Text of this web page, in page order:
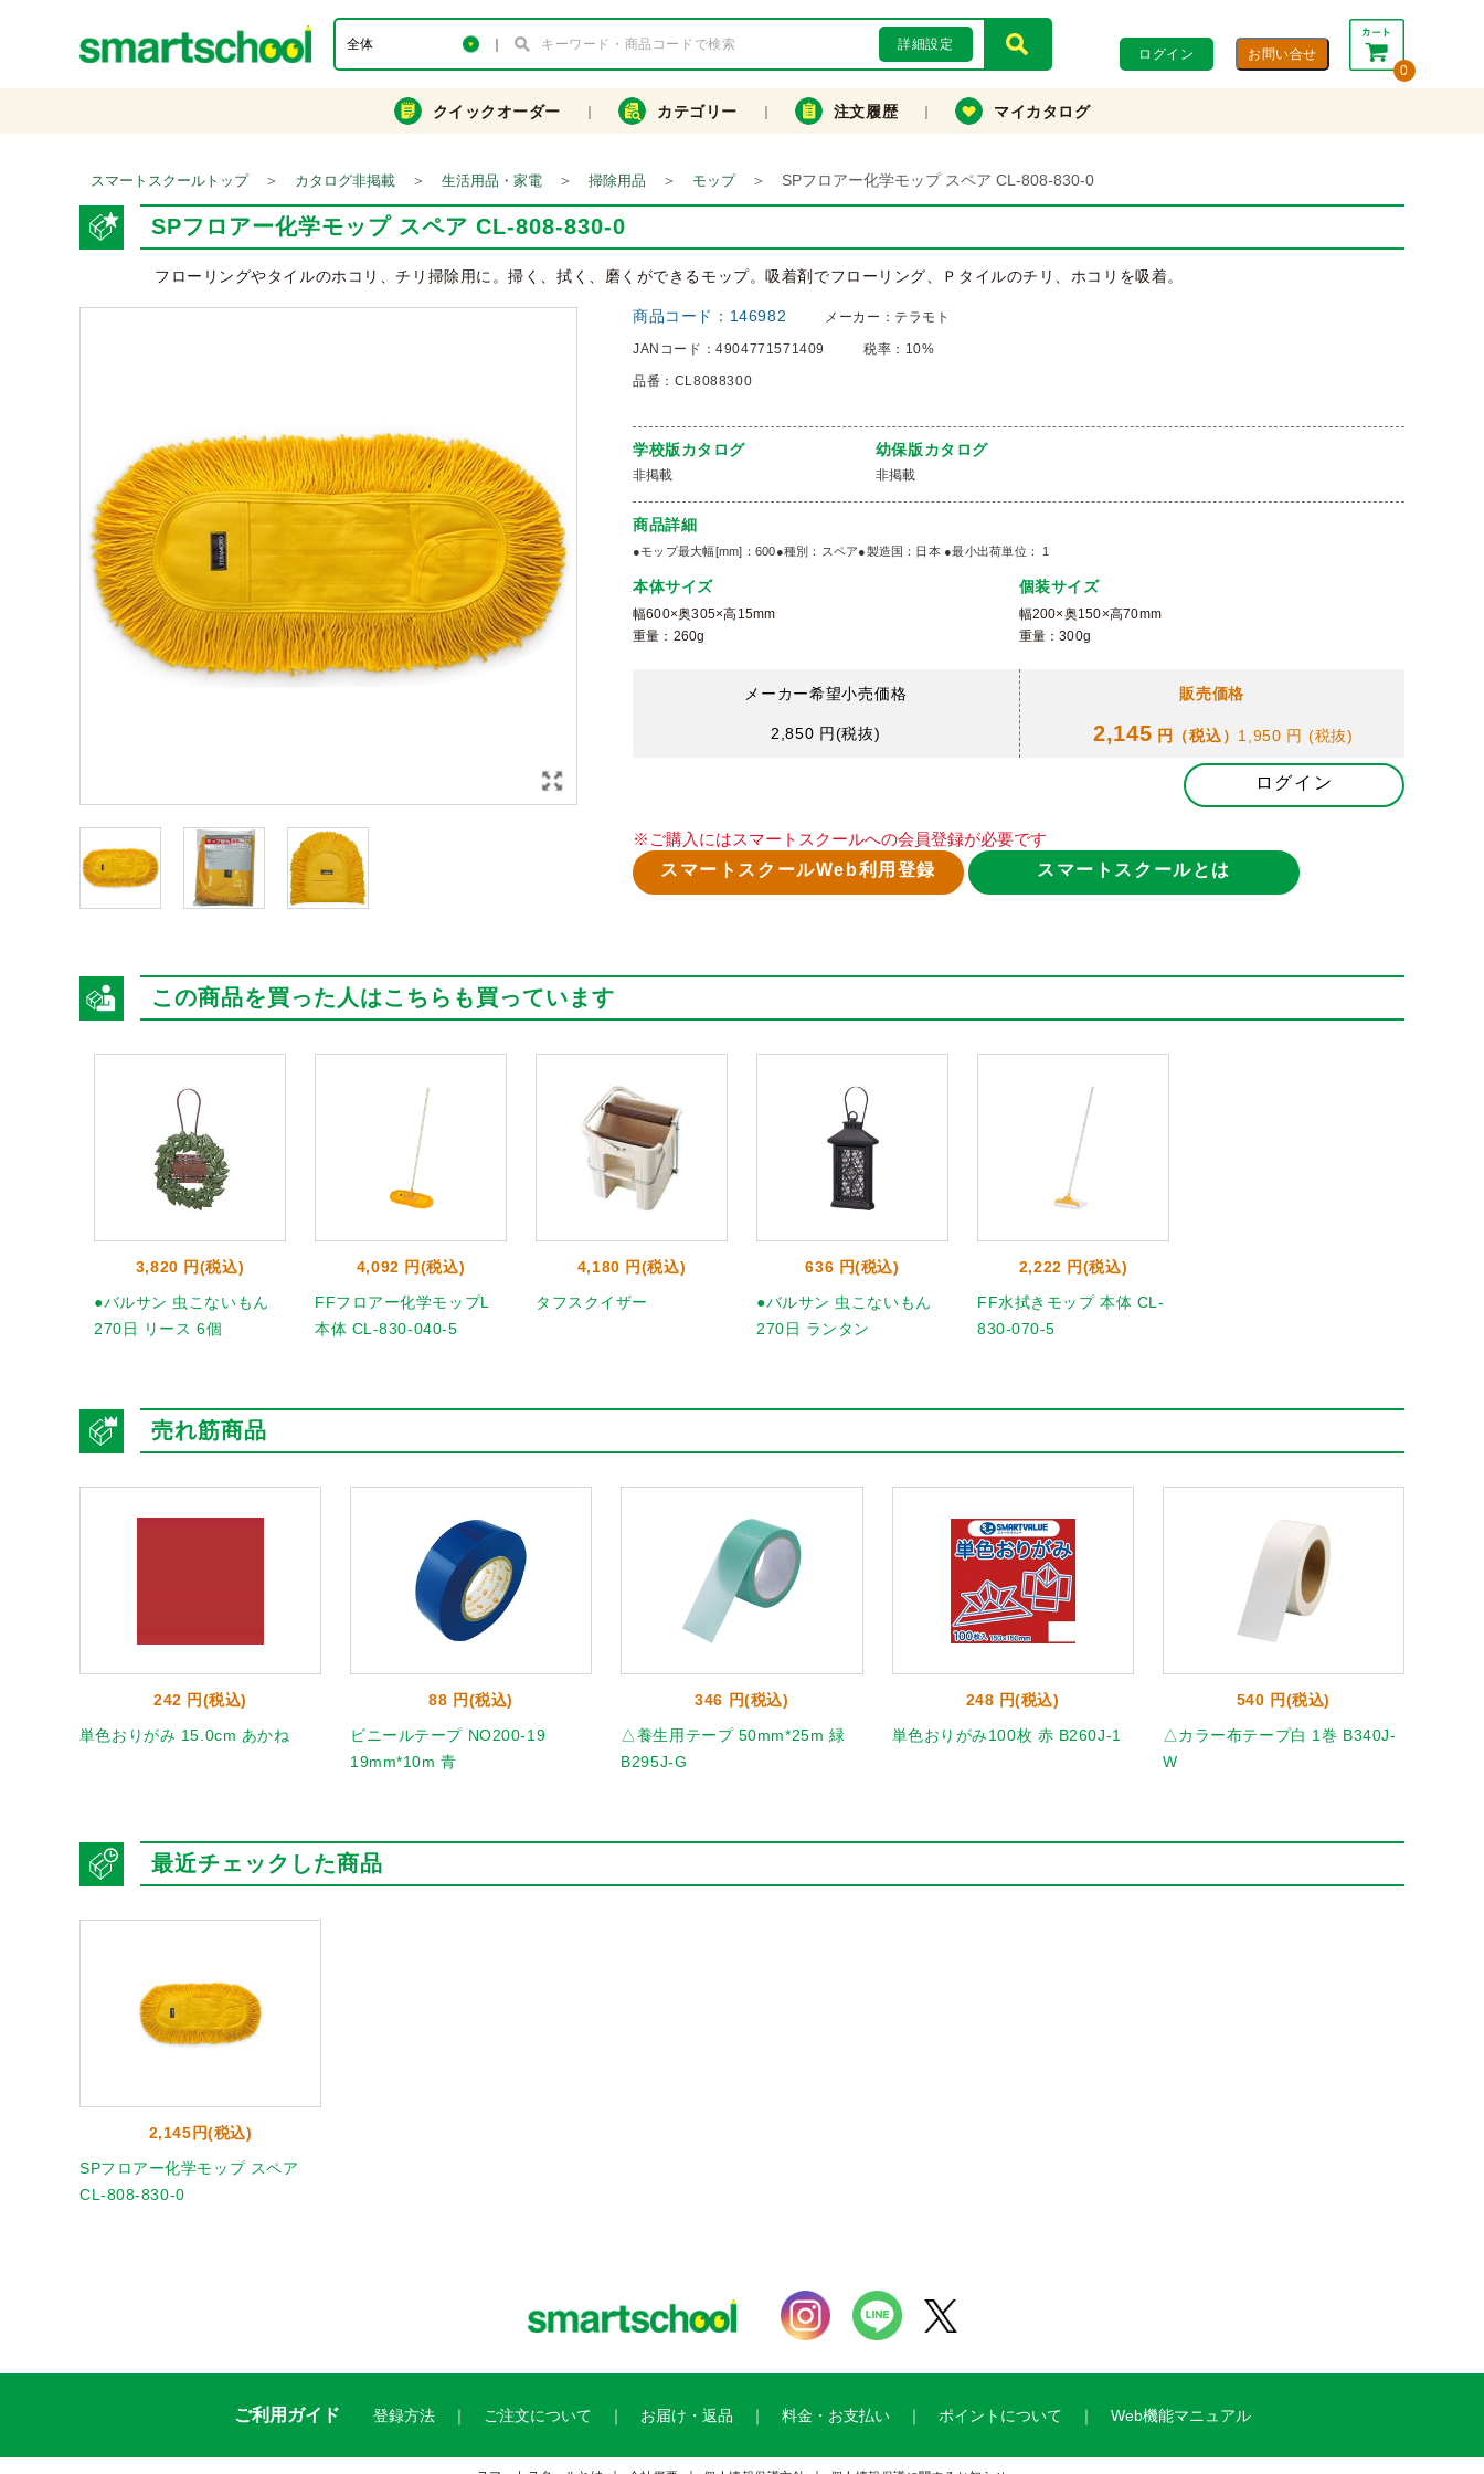
詳細設定
ログイン
0
合計： 0円
カートを見る・注文する
クイックオーダー カテゴリー 注文履歴 マイカタログ
スマートスクールトップ ＞ カタログ非掲載 ＞ 生活用品・家電 ＞ 掃除用品 ＞ モップ ＞ SPフロアー化学モップ スペア CL-808-830-0
SPフロアー化学モップ スペア CL-808-830-0
フローリングやタイルのホコリ、チリ掃除用に。掃く、拭く、磨くができるモップ。吸着剤でフローリング、Ｐタイルのチリ、ホコリを吸着。
商品コード： 146982 メーカー： テラモト
JANコード：4904771571409 税率： 10%
品番： CL8088300
学校版カタログ
非掲載
幼保版カタログ
非掲載
商品詳細
●モップ最大幅[mm]：600●種別：スペア●製造国：日本 ●最小出荷単位： 1
本体サイズ
幅600×奥305×高15mm
重量：260g
個装サイズ
幅200×奥150×高70mm
重量：300g
メーカー希望小売価格
2,850 円(税抜)
販売価格
2,145 円（税込） 1,950 円 (税抜)
ログイン
※ご購入にはスマートスクールへの会員登録が必要です
スマートスクールWeb利用登録
スマートスクールとは
この商品を買った人はこちらも買っています
3,820 円(税込)
●バルサン 虫こないもん
270日 リース 6個
4,092 円(税込)
FFフロアー化学モップL
本体 CL-830-040-5
4,180 円(税込)
タフスクイザー
636 円(税込)
●バルサン 虫こないもん
270日 ランタン
2,222 円(税込)
FF水拭きモップ 本体 CL-
830-070-5
売れ筋商品
242 円(税込)
単色おりがみ 15.0cm あかね
88 円(税込)
ビニールテープ NO200-19
19mm*10m 青
346 円(税込)
△養生用テープ 50mm*25m 緑
B295J-G
248 円(税込)
単色おりがみ100枚 赤 B260J-1
540 円(税込)
△カラー布テープ白 1巻 B340J-
W
最近チェックした商品
2,145円(税込)
SPフロアー化学モップ スペア
CL-808-830-0
ご利用ガイド 登録方法 ご注文について お届け・返品 料金・お支払い ポイントについて Web機能マニュアル